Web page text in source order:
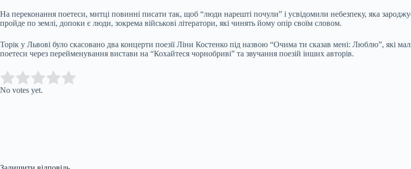
На переконання поетеси, митці повинні писати так, щоб “люди нарешті почули” і усвідомили небезпеку, яка
пройде по землі, допоки є люди, зокрема військові літератори, які чинять йому опір своїм словом.
Торік у Львові було скасовано два концерти поезії Ліни Костенко під назвою “Очима ти сказав мені: Люблю”, які
поетеси через перейменування вистави на “Кохайтеся чорнобриві” та звучання поезій інших авторів.
Rate this item:
No votes yet.